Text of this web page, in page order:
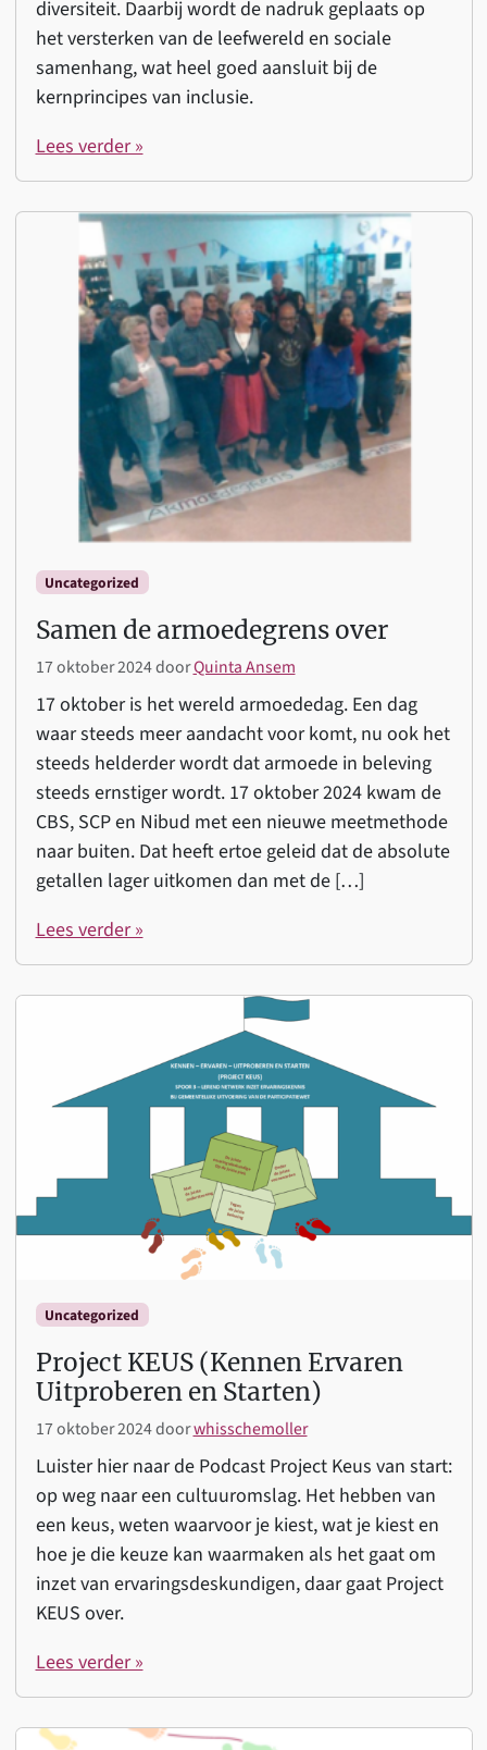
diversiteit. Daarbij wordt de nadruk geplaats op
het versterken van de leefwereld en sociale
samenhang, wat heel goed aansluit bij de
kernprincipes van inclusie.
Lees verder »
Uncategorized
Samen de armoedegrens over
17 oktober 2024doorQuinta Ansem
17 oktober is het wereld armoededag. Een dag
waar steeds meer aandacht voor komt, nu ook het
steeds helderder wordt dat armoede in beleving
steeds ernstiger wordt. 17 oktober 2024 kwam de
CBS, SCP en Nibud met een nieuwe meetmethode
naar buiten. Dat heeft ertoe geleid dat de absolute
getallen lager uitkomen dan met de […]
Lees verder »
Uncategorized
Project KEUS (Kennen Ervaren
Uitproberen en Starten)
17 oktober 2024doorwhisschemoller
Luister hier naar de Podcast Project Keus van start:
op weg naar een cultuuromslag. Het hebben van
een keus, weten waarvoor je kiest, wat je kiest en
hoe je die keuze kan waarmaken als het gaat om
inzet van ervaringsdeskundigen, daar gaat Project
KEUS over.
Lees verder »